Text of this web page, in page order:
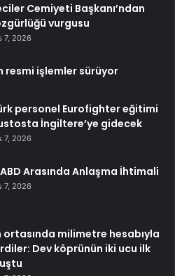
Cemiyeti Başkanı’ndan
vurgusu
7, 2026
resmi işlemler sürüyor
personel Eurofighter eğitimi
İngiltere’ye gidecek
7, 2026
Arasında Anlaşma İhtimali
7, 2026
ortasında milimetre hesabıyla
Dev köprünün iki ucu ilk